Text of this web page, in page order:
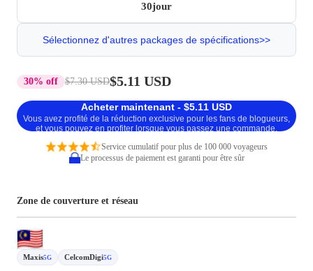
30jour
Sélectionnez d'autres packages de spécifications>>
30% off $7.30 USD$5.11 USD
Acheter maintenant - $5.11 USD
Vous avez profité de la réduction exclusive pour les fans de blogueurs,
et vous pouvez en profiter lorsque vous passez une commande.
Service cumulatif pour plus de 100 000 voyageurs
Le processus de paiement est garanti pour être sûr
Zone de couverture et réseau
Maxis5G CelcomDigi5G